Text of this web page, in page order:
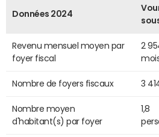
Données 2024
Revenu mensuel moyen par
foyer fiscal
2
Nombre de foyers fiscaux 3
Nombre moyen
d'habitant(s) par foyer
1,8